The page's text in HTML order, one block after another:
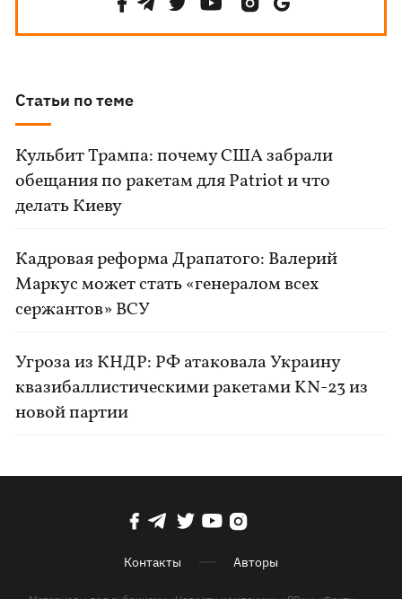
Статьи по теме
Кульбит Трампа: почему США забрали
обещания по ракетам для Patriot и что
делать Киеву
Кадровая реформа Драпатого: Валерий
Маркус может стать «генералом всех
сержантов» ВСУ
Угроза из КНДР: РФ атаковала Украину
квазибаллистическими ракетами KN-23 из
новой партии
Контакты Авторы